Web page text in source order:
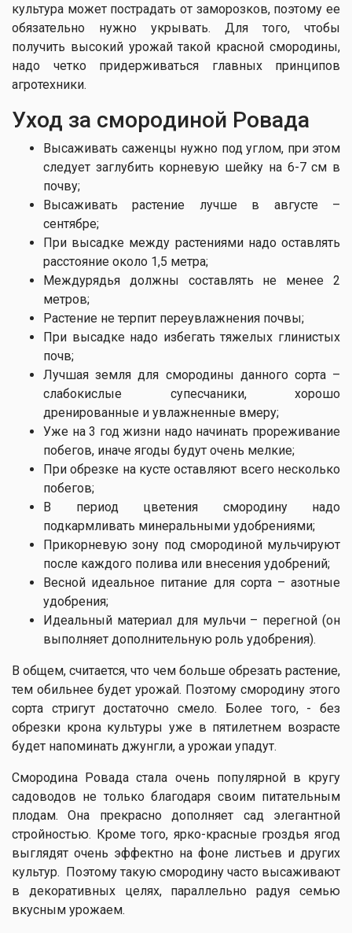
культура может пострадать от заморозков, поэтому ее
обязательно нужно укрывать. Для того, чтобы
получить высокий урожай такой красной смородины,
надо четко придерживаться главных принципов
агротехники.
Уход за сморо​диной Ровада
Высаживать саженцы нужно под углом, при этом
следует заглубить корневую шейку на 6-7 см в
почву;
Высаживать растение лучше в августе –
сентябре;
При высадке между растениями надо оставлять
расстояние около 1,5 метра;
Междурядья должны составлять не менее 2
метров;
Растение не терпит переувлажнения почвы;
При высадке надо избегать тяжелых глинистых
почв;
Лучшая земля для смородины данного сорта –
слабокислые супесчаники, хорошо
дренированные и увлажненные вмеру;
Уже на 3 год жизни надо начинать прореживание
побегов, иначе ягоды будут очень мелкие;
При обрезке на кусте оставляют всего несколько
побегов;
В период цветения смородину надо
подкармливать минеральными удобрениями;
Прикорневую зону под смородиной мульчируют
после каждого полива или внесения удобрений;
Весной идеальное питание для сорта – азотные
удобрения;
Идеальный материал для мульчи – перегной (он
выполняет дополнительную роль удобрения).
В общем, считается, что чем больше обрезать растение,
тем обильнее будет урожай. Поэтому смородину этого
сорта стригут достаточно смело. Более того, - без
обрезки крона культуры уже в пятилетнем возрасте
будет напоминать джунгли, а урожаи упадут.
Смородина Ровада стала очень популярной в кругу
садоводов не только благодаря своим питательным
плодам. Она прекрасно дополняет сад элегантной
стройностью. Кроме того, ярко-красные гроздья ягод
выглядят очень эффектно на фоне листьев и других
культур. Поэтому такую смородину часто высаживают
в декоративных целях, параллельно радуя семью
вкусным урожаем.